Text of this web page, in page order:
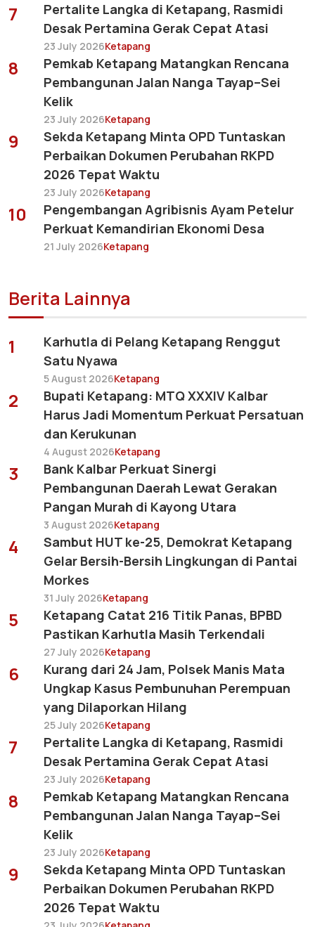
7
Pertalite Langka di Ketapang, Rasmidi
Desak Pertamina Gerak Cepat Atasi
23 July 2026Ketapang
8
Pemkab Ketapang Matangkan Rencana
Pembangunan Jalan Nanga Tayap–Sei
Kelik
23 July 2026Ketapang
9
Sekda Ketapang Minta OPD Tuntaskan
Perbaikan Dokumen Perubahan RKPD
2026 Tepat Waktu
23 July 2026Ketapang
10
Pengembangan Agribisnis Ayam Petelur
Perkuat Kemandirian Ekonomi Desa
21 July 2026Ketapang
Berita Lainnya
1
Karhutla di Pelang Ketapang Renggut
Satu Nyawa
5 August 2026Ketapang
2
Bupati Ketapang: MTQ XXXIV Kalbar
Harus Jadi Momentum Perkuat Persatuan
dan Kerukunan
4 August 2026Ketapang
3
Bank Kalbar Perkuat Sinergi
Pembangunan Daerah Lewat Gerakan
Pangan Murah di Kayong Utara
3 August 2026Ketapang
4
Sambut HUT ke-25, Demokrat Ketapang
Gelar Bersih-Bersih Lingkungan di Pantai
Morkes
31 July 2026Ketapang
5
Ketapang Catat 216 Titik Panas, BPBD
Pastikan Karhutla Masih Terkendali
27 July 2026Ketapang
6
Kurang dari 24 Jam, Polsek Manis Mata
Ungkap Kasus Pembunuhan Perempuan
yang Dilaporkan Hilang
25 July 2026Ketapang
7
Pertalite Langka di Ketapang, Rasmidi
Desak Pertamina Gerak Cepat Atasi
23 July 2026Ketapang
8
Pemkab Ketapang Matangkan Rencana
Pembangunan Jalan Nanga Tayap–Sei
Kelik
23 July 2026Ketapang
9
Sekda Ketapang Minta OPD Tuntaskan
Perbaikan Dokumen Perubahan RKPD
2026 Tepat Waktu